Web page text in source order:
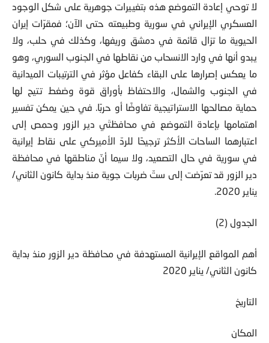
لا توحي إعادة التموضع هذه بتغييرات جوهرية على شكل الوجود
العسكري الإيراني في سورية وطبيعته حتى الآن؛ فمقرّات إيران
الحيوية ما تزال قائمة في دمشق وريفها، وكذلك في حلب، ولا
يبدو أنها في وارد الانسحاب من نقاطها في الجنوب السوري، وهو
ما يعكس إصرارها على البقاء كفاعل مؤثر في الترتيبات الميدانية
في الجنوب والشمال، والاحتفاظ بأوراق قوة وضغط تتيح لها
حماية مصالحها الاستراتيجية تفاوضًا أو حربًا. في حين يمكن تفسير
اهتمامها بإعادة التموضع في محافظتَي دير الزور وحمص إلى
اعتبارهما الساحات الأكثر ترجيحًا للردّ الأميركي على نقاط إيرانية
في سورية في حال التصعيد، ولا سيما أنّ مناطقها في محافظة
دير الزور قد تعرّضت إلى ستّ ضربات جوية منذ بداية كانون الثاني/
يناير 2020.
الجدول (2)
أهم المواقع الإيرانية المستهدفة في محافظة دير الزور منذ بداية
كانون الثاني/ يناير 2020
التاريخ
المكان